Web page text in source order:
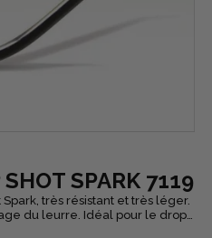
SPARK 7119
très résistant et très léger.
du leurre. Idéal pour le drop
œillet extérieur et pointe Park